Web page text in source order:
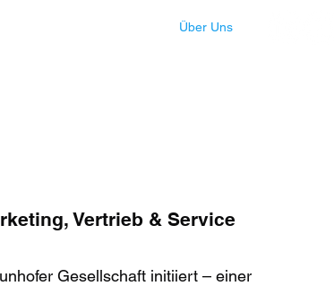
Über Uns
Vertrieb & Service
Gesellschaft initiiert – einer